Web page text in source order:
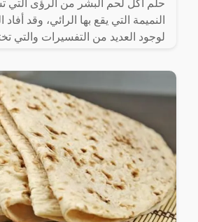
حلم اكل لحم البشر من الرؤى التي
النميمة التي يقع بها الرائي، وقد أفاد
لوجود العديد من التفسيرات والتي